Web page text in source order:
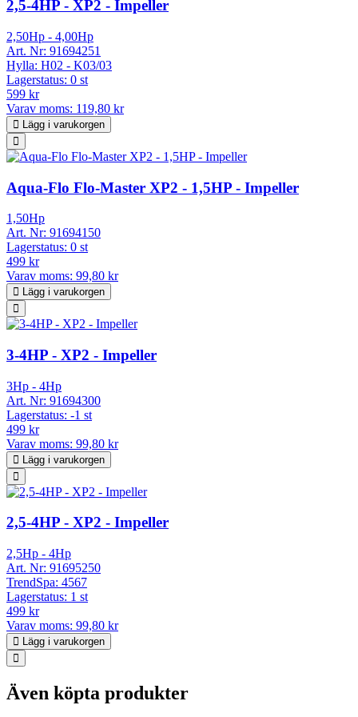
2,5-4HP - XP2 - Impeller
2,50Hp - 4,00Hp
Art. Nr: 91694251
Hylla: H02 - K03/03
Lagerstatus: 0 st
599 kr
Varav moms: 119,80 kr
Lägg i varukorgen
Aqua-Flo Flo-Master XP2 - 1,5HP - Impeller
1,50Hp
Art. Nr: 91694150
Lagerstatus: 0 st
499 kr
Varav moms: 99,80 kr
Lägg i varukorgen
3-4HP - XP2 - Impeller
3Hp - 4Hp
Art. Nr: 91694300
Lagerstatus: -1 st
499 kr
Varav moms: 99,80 kr
Lägg i varukorgen
2,5-4HP - XP2 - Impeller
2,5Hp - 4Hp
Art. Nr: 91695250
TrendSpa: 4567
Lagerstatus: 1 st
499 kr
Varav moms: 99,80 kr
Lägg i varukorgen
Även köpta produkter